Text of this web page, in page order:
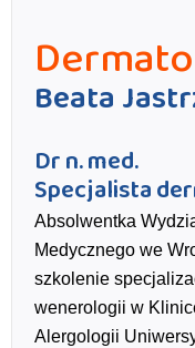
Beata
Dr n. med.
Specjalista
Absolwentka
Medycznego we
szkolenie
wenerologii w
Alergologii